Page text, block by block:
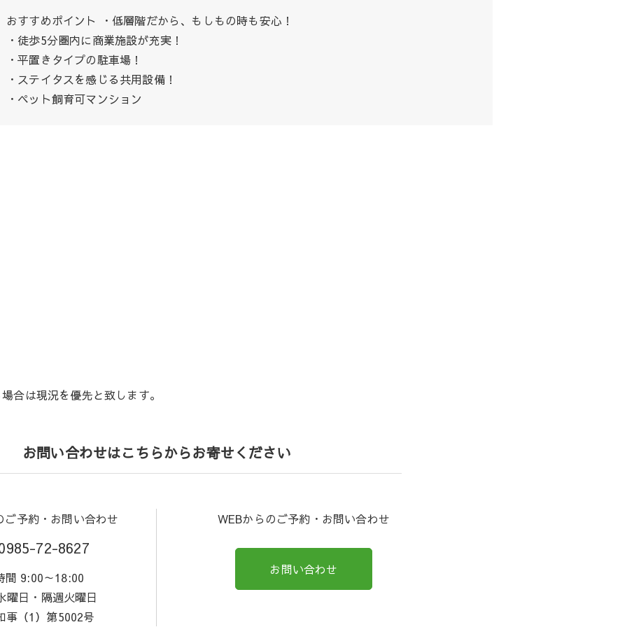
おすすめポイント ・低層階だから、もしもの時も安心！
・徒歩5分圏内に商業施設が充実！
・平置きタイプの駐車場！
・ステイタスを感じる共用設備！
・ペット飼育可マンション
合は現況を優先と致します。
お問い合わせはこちらからお寄せください
ご予約・お問い合わせ
72-8627
間 9:00～18:00
曜日・隔週火曜日
事（1）第5002号
WEBからのご予約・お問い合わせ
お問い合わせ